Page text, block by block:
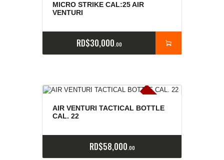
MICRO STRIKE CAL:25 AIR
VENTURI
RD$30,000 00
E
x
is
t
e
n
c
ia
s
a
g
o
t
a
d
a
s
AIR VENTURI TACTICAL BOTTLE
CAL. 22
RD$58,000 00